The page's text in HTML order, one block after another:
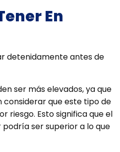
En
detenidamente antes de
ser más elevados, ya que
que este tipo de
riesgo. Esto significa que el
ser superior a lo que